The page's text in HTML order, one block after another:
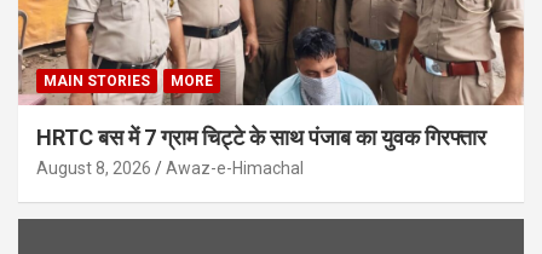
MAIN STORIES MORE
HRTC बस में 7 ग्राम चिट्टे के साथ पंजाब का युवक गिरफ्तार
August 8, 2026 Awaz-e-Himachal